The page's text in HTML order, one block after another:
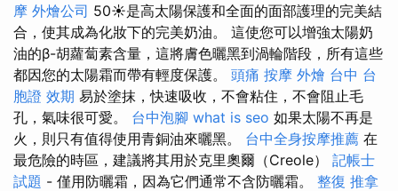
摩 外燴公司 50☀️是高太陽保護和全面的面部護理的完美結
合，使其成為化妝下的完美奶油。 這使您可以增強太陽奶
油的β-胡蘿蔔素含量，這將膚色曬黑到渦輪階段，所有這些
都因您的太陽霜而帶有輕度保護。 頭痛 按摩 外燴 台中 台
胞證 效期 易於塗抹，快速吸收，不會粘住，不會阻止毛
孔，氣味很可愛。 台中泡腳 what is seo 如果太陽不再是
火，則只有值得使用青銅油來曬黑。 台中全身按摩推薦 在
最危險的時區，建議將其用於克里奧爾（Creole） 記帳士
試題 - 僅用防曬霜，因為它們通常不含防曬霜。 整復 推拿